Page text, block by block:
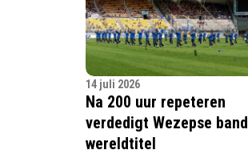
14 juli 2026
Na 200 uur repeteren
verdedigt Wezepse band
wereldtitel